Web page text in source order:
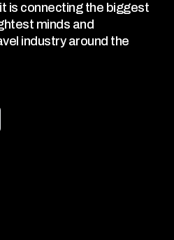
is connecting the biggest
minds and
industry around the